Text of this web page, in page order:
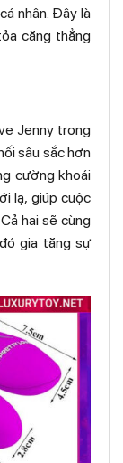
nhân. Đây là
căng thẳng
Jenny trong
sâu sắc hơn
cường khoái
lạ, giúp cuộc
hai sẽ cùng
gia tăng sự